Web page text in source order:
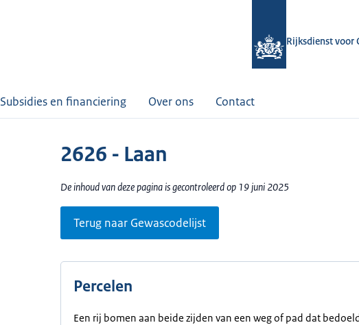
Rijksdienst voor
Subsidies en financiering Over ons Contact
2626 - Laan
De inhoud van deze pagina is gecontroleerd op 19 juni 2025
Terug naar Gewascodelijst
Percelen
Een rij bomen aan beide zijden van een weg of pad dat